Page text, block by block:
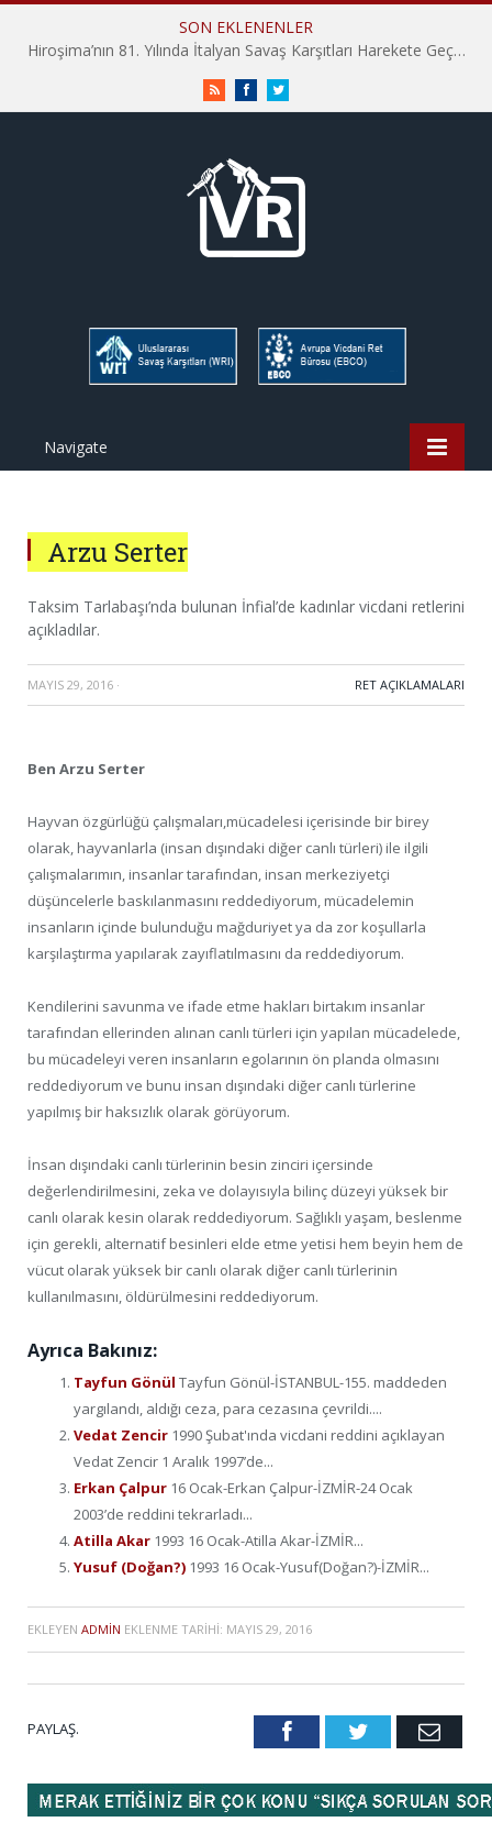
SON EKLENENLER
Hiroşima’nın 81. Yılında İtalyan Savaş Karşıtları Harekete Geçti: “Hatırlamak yeterli değil”
RSS FacebookTwitter
Navigate
Arzu Serter
Taksim Tarlabaşı’nda bulunan İnfial’de kadınlar vicdani retlerini
açıkladılar.
MAYIS 29, 2016 · RET AÇIKLAMALARI
Ben Arzu Serter
Hayvan özgürlüğü çalışmaları,mücadelesi içerisinde bir birey
olarak, hayvanlarla (insan dışındaki diğer canlı türleri) ile ilgili
çalışmalarımın, insanlar tarafından, insan merkeziyetçi
düşüncelerle baskılanmasını reddediyorum, mücadelemin
insanların içinde bulunduğu mağduriyet ya da zor koşullarla
karşılaştırma yapılarak zayıflatılmasını da reddediyorum.
Kendilerini savunma ve ifade etme hakları birtakım insanlar
tarafından ellerinden alınan canlı türleri için yapılan mücadelede,
bu mücadeleyi veren insanların egolarının ön planda olmasını
reddediyorum ve bunu insan dışındaki diğer canlı türlerine
yapılmış bir haksızlık olarak görüyorum.
İnsan dışındaki canlı türlerinin besin zinciri içersinde
değerlendirilmesini, zeka ve dolayısıyla bilinç düzeyi yüksek bir
canlı olarak kesin olarak reddediyorum. Sağlıklı yaşam, beslenme
için gerekli, alternatif besinleri elde etme yetisi hem beyin hem de
vücut olarak yüksek bir canlı olarak diğer canlı türlerinin
kullanılmasını, öldürülmesini reddediyorum.
Ayrıca Bakınız:
Tayfun Gönül Tayfun Gönül-İSTANBUL-155. maddeden
yargılandı, aldığı ceza, para cezasına çevrildi....
Vedat Zencir 1990 Şubat'ında vicdani reddini açıklayan
Vedat Zencir 1 Aralık 1997’de...
Erkan Çalpur 16 Ocak-Erkan Çalpur-İZMİR-24 Ocak
2003’de reddini tekrarladı...
Atilla Akar 1993 16 Ocak-Atilla Akar-İZMİR...
Yusuf (Doğan?) 1993 16 Ocak-Yusuf(Doğan?)-İZMİR...
EKLEYEN ADMIN EKLENME TARIHI: MAYIS 29, 2016
PAYLAŞ. FacebookTwitter Email